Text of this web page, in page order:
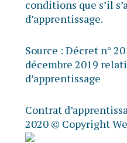
conditions que s’il
d’apprentissage.
Source : Décret n°
décembre 2019
d’apprentissage
Contrat
2020© Copyright